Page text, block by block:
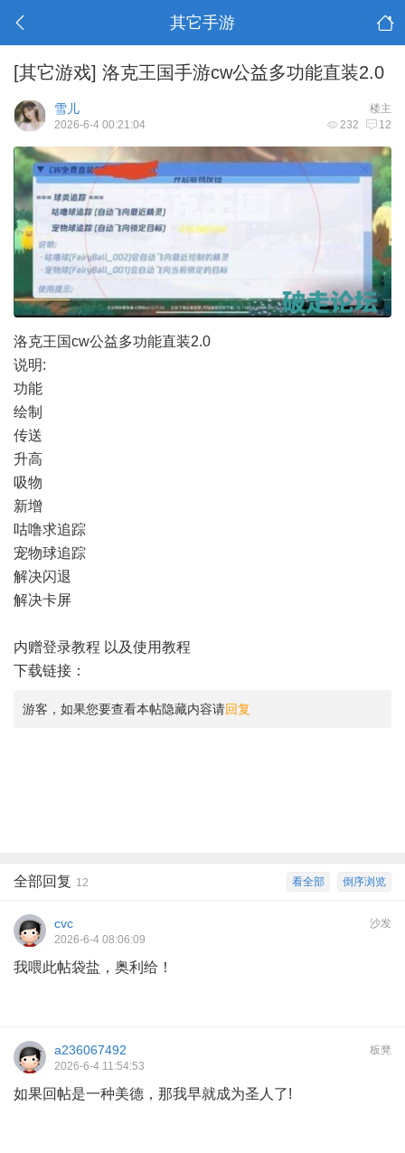
其它手游
[其它游戏] 洛克王国手游cw公益多功能直装2.0
楼主
雪儿
232 12
2026-6-4 00:21:04
洛克王国cw公益多功能直装2.0
说明:
功能
绘制
传送
升高
吸物
新增
咕噜求追踪
宠物球追踪
解决闪退
解决卡屏
内赠登录教程 以及使用教程
下载链接：
游客，如果您要查看本帖隐藏内容请回复
倒序浏览
看全部
全部回复 12
沙发
cvc
2026-6-4 08:06:09
我喂此帖袋盐，奥利给！
板凳
a236067492
2026-6-4 11:54:53
如果回帖是一种美德，那我早就成为圣人了!